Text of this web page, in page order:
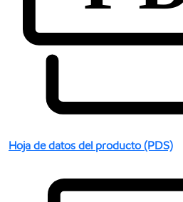
Hoja de datos del producto (PDS)